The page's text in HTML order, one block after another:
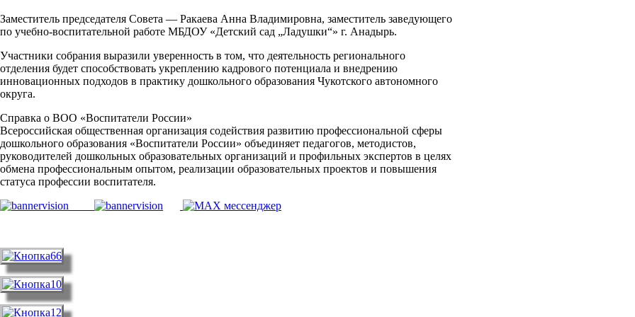
Заместитель председателя Совета — Ракаева Анна Владимировна, заместитель заведующего
по учебно-воспитательной работе МБДОУ «Детский сад „Ладушки“» г. Анадырь.
Участники собрания выразили уверенность в том, что деятельность регионального
отделения будет способствовать укреплению кадрового потенциала и внедрению
инновационных подходов в практику дошкольного образования Чукотского автономного
округа.
Справка о ВОО «Воспитатели России»
Всероссийская общественная организация содействия развитию профессиональной сферы
дошкольного образования «Воспитатели России» объединяет педагогов, методистов,
руководителей дошкольных образовательных организаций и профильных экспертов в целях
обмена профессиональным опытом, реализации образовательных проектов и повышения
статуса профессии воспитателя.